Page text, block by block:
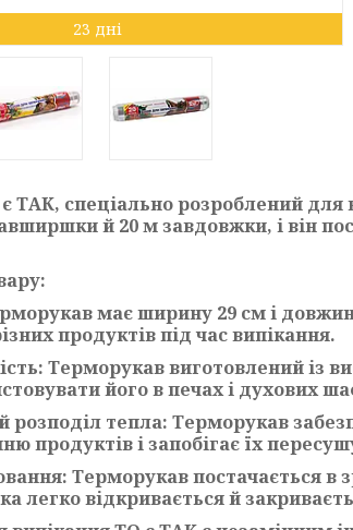
23 дні
ТАК, спеціально розроблений для
й 20 м завдовжки, і він
має ширину 29 см і
продуктів під час випікання.
Терморукав виготовлений із
його в печах і духових
розподіл тепла: Терморукав
продуктів і запобігає їх
Терморукав постачається в
легко відкривається й